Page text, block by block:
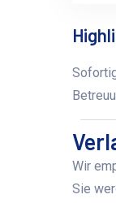
Wir
Sie